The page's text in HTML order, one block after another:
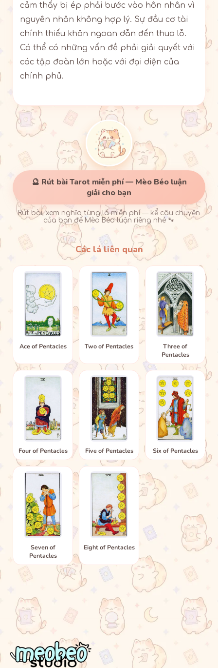
cảm thấy bị ép phải bước vào hôn nhân vì
nguyên nhân không hợp lý. Sự đầu cơ tài
chính thiếu khôn ngoan dẫn đến thua lỗ.
Có thể có những vấn đề phải giải quyết với
các tập đoàn lớn hoặc với đại diện của
chính phủ.
🔮 Rút bài Tarot miễn phí — Mèo Béo luận
giải cho bạn
Rút bài, xem nghĩa từng lá miễn phí — kể câu chuyện
của bạn để Mèo Béo luận riêng nhé 🐾
Các lá liên quan
Ace of Pentacles Two of Pentacles
Three of
Pentacles
Four of Pentacles Five of Pentacles Six of Pentacles
Seven of
Pentacles
Eight of Pentacles